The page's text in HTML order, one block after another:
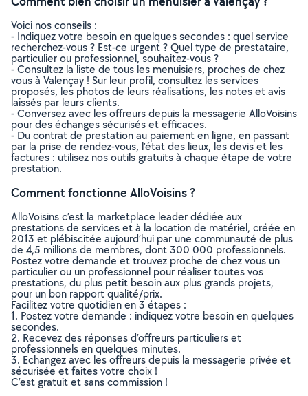
Voici nos conseils :
- Indiquez votre besoin en quelques secondes : quel service
recherchez-vous ? Est-ce urgent ? Quel type de prestataire,
particulier ou professionnel, souhaitez-vous ?
- Consultez la liste de tous les menuisiers, proches de chez
vous à Valençay ! Sur leur profil, consultez les services
proposés, les photos de leurs réalisations, les notes et avis
laissés par leurs clients.
- Conversez avec les offreurs depuis la messagerie AlloVoisins
pour des échanges sécurisés et efficaces.
- Du contrat de prestation au paiement en ligne, en passant
par la prise de rendez-vous, l’état des lieux, les devis et les
factures : utilisez nos outils gratuits à chaque étape de votre
prestation.
Comment fonctionne AlloVoisins ?
AlloVoisins c’est la marketplace leader dédiée aux
prestations de services et à la location de matériel, créée en
2013 et plébiscitée aujourd’hui par une communauté de plus
de 4,5 millions de membres, dont 300 000 professionnels.
Postez votre demande et trouvez proche de chez vous un
particulier ou un professionnel pour réaliser toutes vos
prestations, du plus petit besoin aux plus grands projets,
pour un bon rapport qualité/prix.
Facilitez votre quotidien en 3 étapes :
1. Postez votre demande : indiquez votre besoin en quelques
secondes.
2. Recevez des réponses d’offreurs particuliers et
professionnels en quelques minutes.
3. Echangez avec les offreurs depuis la messagerie privée et
sécurisée et faites votre choix !
C’est gratuit et sans commission !